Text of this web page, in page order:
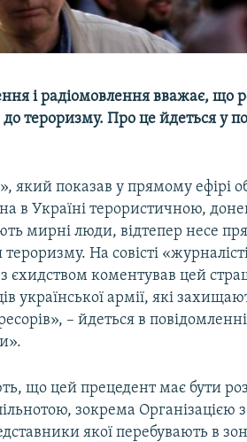
і радіомовлення вважає, що
тероризму. Про це йдеться у
який показав у прямому ефірі
в Україні терористичною,
мирні люди, відтепер несе
На совісті
єхидством коментував цей
української армії, які
– йдеться в
що цей прецедент має бути
зокрема Організацією з
якої перебувають в